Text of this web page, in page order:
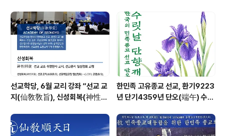
선교학당, 6월 교리 강좌 “선교 교
지(仙敎敎旨), 신성회복(神性回
열린학당
한민족 고유종교 선교, 환기9223
년 단기4359년 단오(端午) 수릿
사님 신성교화법문